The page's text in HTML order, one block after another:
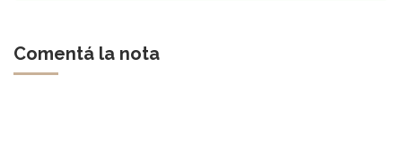
Comentá la nota